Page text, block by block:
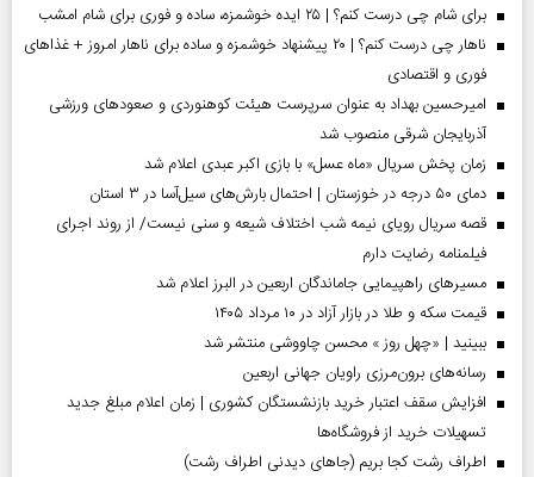
برای شام چی درست کنم؟ | ۲۵ ایده خوشمزه، ساده و فوری برای شام امشب
ناهار چی درست کنم؟ | ۲۰ پیشنهاد خوشمزه و ساده برای ناهار امروز + غذاهای
فوری و اقتصادی
امیرحسین بهداد به عنوان سرپرست هیئت کوهنوردی و صعودهای ورزشی
آذربایجان شرقی منصوب شد
زمان پخش سریال «ماه عسل» با بازی اکبر عبدی اعلام شد
دمای ۵۰ درجه در خوزستان | احتمال بارش‌های سیل‌آسا در ۳ استان
قصه سریال رویای نیمه شب اختلاف شیعه و سنی نیست/ از روند اجرای
فیلمنامه رضایت دارم
مسیر‌های راهپیمایی جاماندگان اربعین در البرز اعلام شد
قیمت سکه و طلا در بازار آزاد در ۱۰ مرداد ۱۴۰۵
ببینید | «چهل روز » محسن چاووشی منتشر شد
رسانه‌های برون‌مرزی راویان جهانی اربعین
افزایش سقف اعتبار خرید بازنشستگان کشوری | زمان اعلام مبلغ جدید
تسهیلات خرید از فروشگاه‌ها
اطراف رشت کجا بریم (جاهای دیدنی اطراف رشت)